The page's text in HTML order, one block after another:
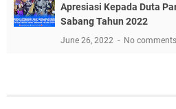
Apresiasi Kepada Duta
Sabang Tahun 2022
June 26, 2022 No comments